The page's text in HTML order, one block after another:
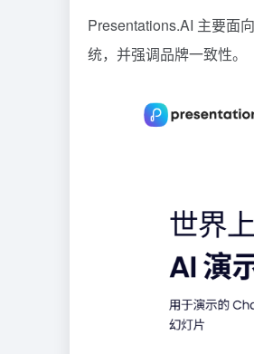
Presentations.AI 主要面
统，并强调品牌一致性。